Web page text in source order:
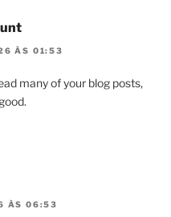
ÀS 01:53
many of your blog posts,
ÀS 06:53